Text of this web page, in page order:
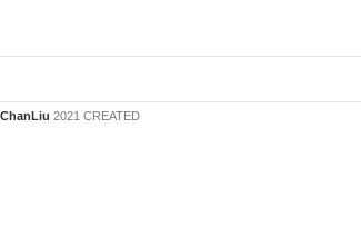
ChanLiu 2021 CREATED